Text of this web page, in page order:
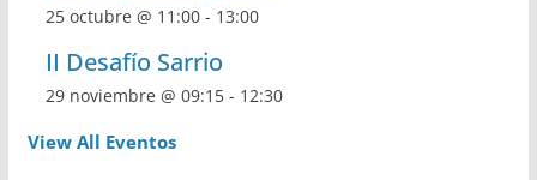
25 octubre @ 11:00- 13:00
II Desafío Sarrio
29 noviembre @ 09:15- 12:30
View All Eventos